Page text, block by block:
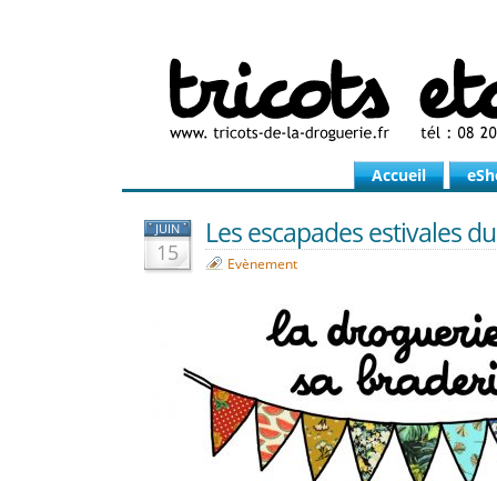
Accueil
JUIN
15
Les escapades estivales
Evènement